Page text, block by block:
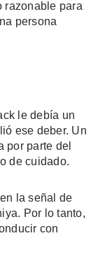
razonable para
persona
le debía un
ese deber. Un
por parte del
de cuidado.
la señal de
Por lo tanto,
con